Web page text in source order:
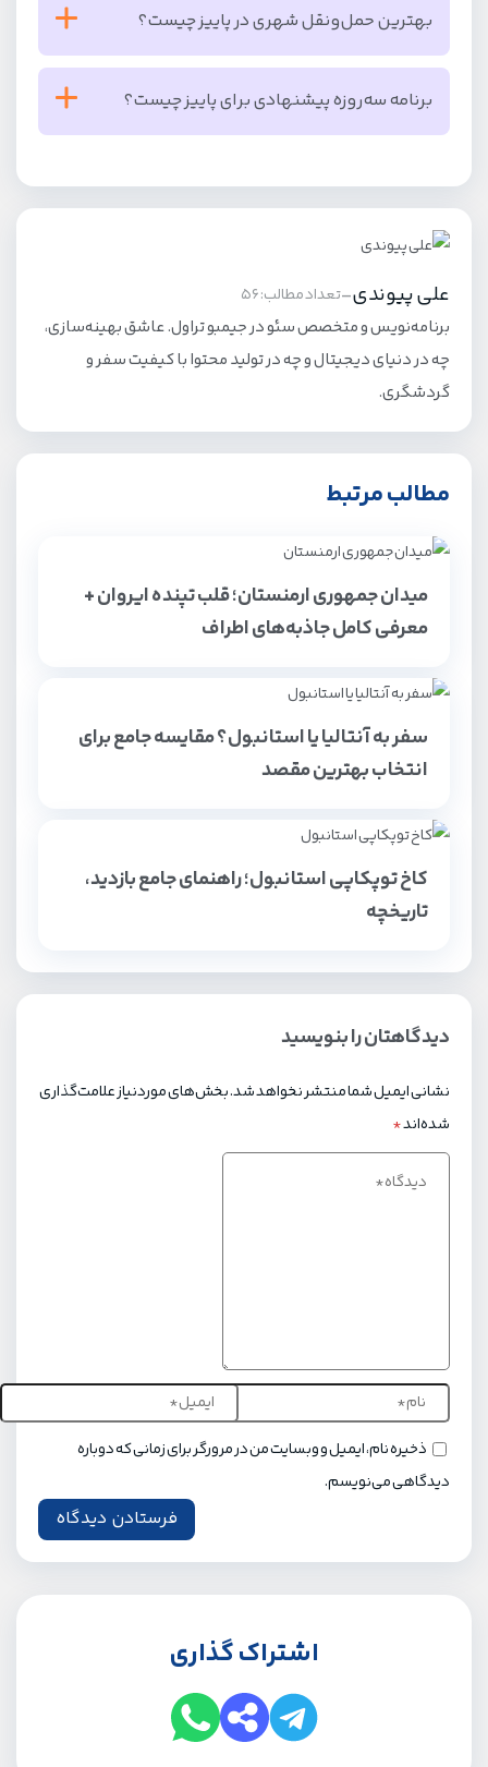
مراکزی مثل ایستینیه پارک، جواهیر و زورلو انتخاب‌های
خوبی برای خرید اقتصادی تا لوکس هستند.
بهترین حمل‌ونقل شهری در پاییز چیست؟
با استانبول‌کارت از مترو، تراموا و اتوبوس استفاده کنید؛
سریع، مقرون‌به‌صرفه و مناسب هوای بارانی است. تاکسی
اینترنتی هم در مواقع خاص کاربردی است.
برنامه سه‌روزه پیشنهادی برای پاییز چیست؟
روز ۱: ایاصوفیه، مسجد آبی، باسیلیکا و غروب گالاتا.
روز ۲: کروز بسفر، اورتاکوی و پارک ییلدیز.
عصرگاهی.
علی پیوندی-تعداد مطالب: 56
برنامه‌نویس و متخصص سئو در جیمبو تراول. عاشق بهینه‌سازی،
چه در دنیای دیجیتال و چه در تولید محتوا با کیفیت سفر و
گردشگری.
مطالب مرتبط
میدان جمهوری ارمنستان؛ قلب تپنده ایروان +
معرفی کامل جاذبه‌های اطراف
سفر به آنتالیا یا استانبول؟ مقایسه جامع برای
انتخاب بهترین مقصد
کاخ توپکاپی استانبول؛ راهنمای جامع بازدید،
تاریخچه
دیدگاهتان را بنویسید
نشانی ایمیل شما منتشر نخواهد شد.بخش‌های موردنیاز علامت‌گذاری
شده‌اند*
ذخیره نام، ایمیل و وبسایت من در مرورگر برای زمانی که دوباره
دیدگاهی می‌نویسم.
اشتراک گذاری